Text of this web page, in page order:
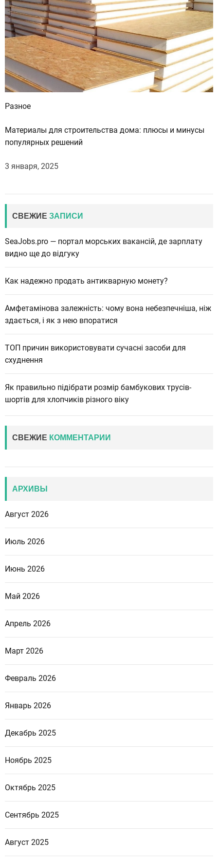
Разное
Материалы для строительства дома: плюсы и минусы
популярных решений
3 января, 2025
СВЕЖИЕ ЗАПИСИ
SeaJobs.pro — портал морських вакансій, де зарплату
видно ще до відгуку
Как надежно продать антикварную монету?
Амфетамінова залежність: чому вона небезпечніша, ніж
здається, і як з нею впоратися
ТОП причин використовувати сучасні засоби для
схуднення
Як правильно підібрати розмір бамбукових трусів-
шортів для хлопчиків різного віку
СВЕЖИЕ КОММЕНТАРИИ
АРХИВЫ
Август 2026
Июль 2026
Июнь 2026
Май 2026
Апрель 2026
Март 2026
Февраль 2026
Январь 2026
Декабрь 2025
Ноябрь 2025
Октябрь 2025
Сентябрь 2025
Август 2025